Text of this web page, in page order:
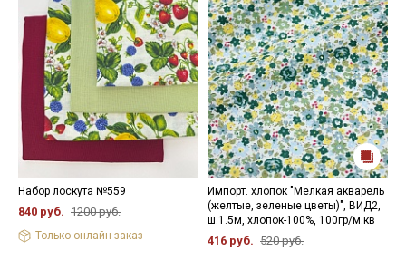
Набор лоскута №559
840 руб. 1200 руб.
Только онлайн-заказ
Импорт. хлопок "Мелкая акварель
(желтые, зеленые цветы)", ВИД2,
ш.1.5м, хлопок-100%, 100гр/м.кв
416 руб. 520 руб.